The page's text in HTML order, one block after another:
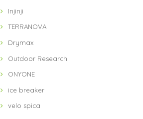
Injinji
TERRANOVA
Drymax
Outdoor Research
ONYONE
ice breaker
velo spica